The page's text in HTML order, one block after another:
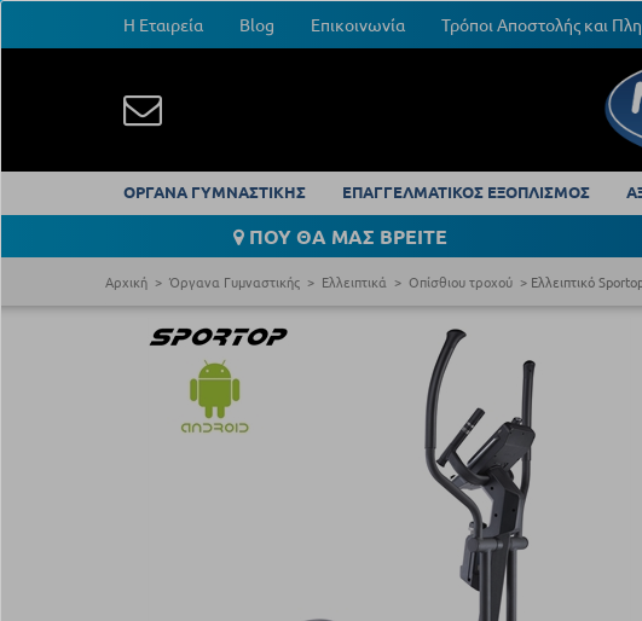
Η Εταιρεία Blog Επικοινωνία Τρόποι Αποστολής και
ΟΡΓΑΝΑ ΓΥΜΝΑΣΤΙΚΗΣ ΕΠΑΓΓΕΛΜΑΤΙΚΟΣ ΕΞΟΠΛΙΣΜΟΣ
ΠΟΥ ΘΑ ΜΑΣ ΒΡΕΙΤΕ
Αρχική Όργανα Γυμναστικής Ελλειπτικά Οπίσθιου τροχού Ελλειπτικό